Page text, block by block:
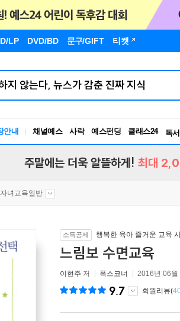
LP DVD/BD 문구/GIFT 티켓
안내 채널예스 사락 예스펀딩 클래스24
독
주말에는 더욱 알뜰하게! 최대
자녀교육일반
소득공제 행복한 육아 즐거운 교육
느림보 수면교육
이현주 저 폭스코너 2016년 06월
9.7 회원리뷰(